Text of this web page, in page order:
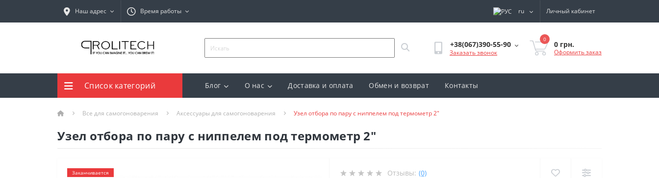
Наш адрес Время работы ru Личный кабинет
+38(067)390-55-90
Заказать звонок
0
0 грн.
Оформить заказ
Список категорий Блог О нас Доставка и оплата Обмен и возврат Контакты
Все для самогоноварения Аксессуары для самогоноварения Узел отбора по пару с ниппелем под термометр 2"
Узел отбора по пару с ниппелем под термометр 2"
Заканчивается Отзывы: (0)